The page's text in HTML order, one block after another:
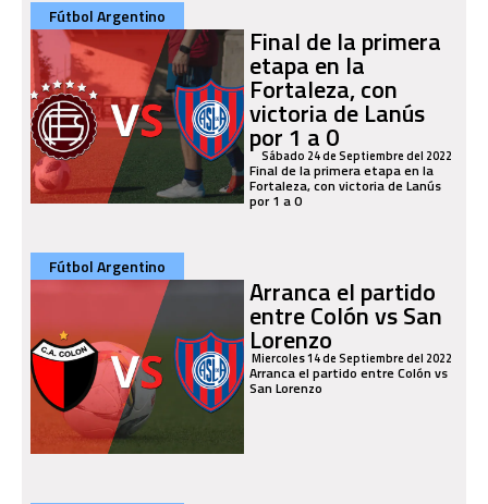
Fútbol Argentino
Final de la primera
etapa en la
Fortaleza, con
victoria de Lanús
por 1 a 0
Sábado 24 de Septiembre del 2022
Final de la primera etapa en la
Fortaleza, con victoria de Lanús
por 1 a 0
Fútbol Argentino
Arranca el partido
entre Colón vs San
Lorenzo
Miercoles 14 de Septiembre del 2022
Arranca el partido entre Colón vs
San Lorenzo